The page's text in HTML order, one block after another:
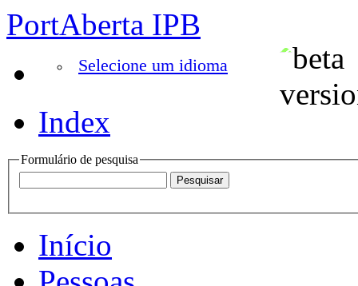
PortAberta IPB
Selecione um idioma
Index
Formulário de pesquisa
Início